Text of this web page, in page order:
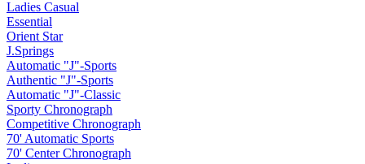
Ladies Casual
Essential
Orient Star
J.Springs
Automatic "J"-Sports
Authentic "J"-Sports
Automatic "J"-Classic
Sporty Chronograph
Competitive Chronograph
70' Automatic Sports
70' Center Chronograph